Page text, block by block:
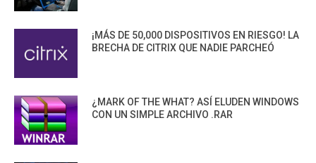
¡MÁS DE 50,000 DISPOSITIVOS EN RIESGO! LA
BRECHA DE CITRIX QUE NADIE PARCHEÓ
¿MARK OF THE WHAT? ASÍ ELUDEN WINDOWS
CON UN SIMPLE ARCHIVO .RAR